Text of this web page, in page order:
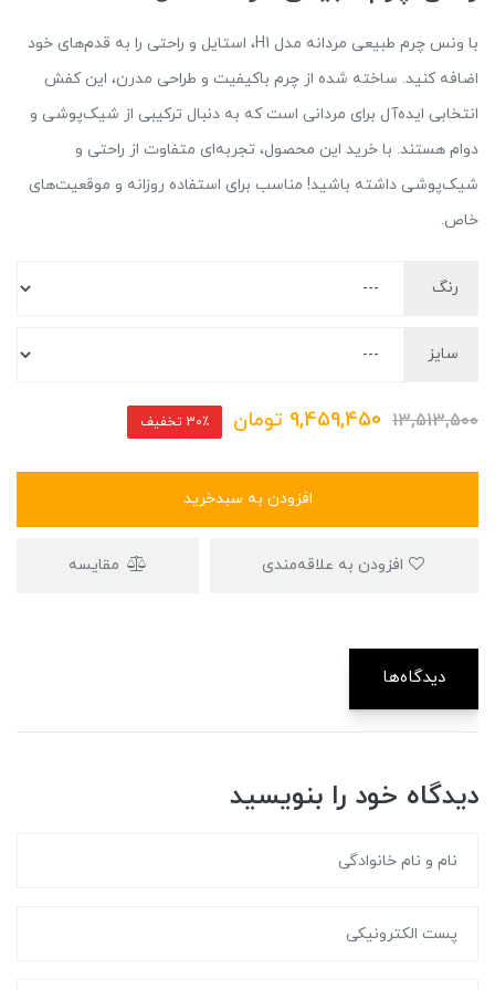
با ونس چرم طبیعی مردانه مدل H1، استایل و راحتی را به قدم‌های خود
اضافه کنید. ساخته شده از چرم باکیفیت و طراحی مدرن، این کفش
انتخابی ایده‌آل برای مردانی است که به دنبال ترکیبی از شیک‌پوشی و
دوام هستند. با خرید این محصول، تجربه‌ای متفاوت از راحتی و
شیک‌پوشی داشته باشید! مناسب برای استفاده روزانه و موقعیت‌های
خاص.
رنگ
سایز
13,513,500
9,459,450 تومان 30٪ تخفیف
افزودن به سبدخرید
مقایسه
دیدگاه‌ها
دیدگاه خود را بنویسید